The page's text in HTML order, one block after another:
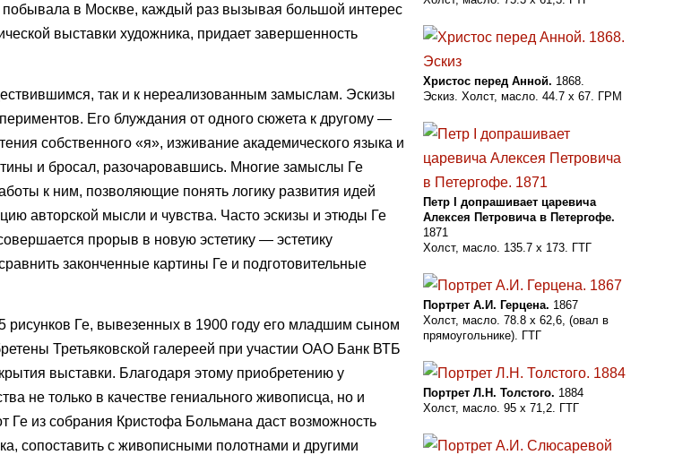
в Москве, каждый раз вызывая большой интерес
выставки художника, придает завершенность
так и к нереализованным замыслам. Эскизы
Его блуждания от одного сюжета к другому —
собственного «я», изживание академического языка и
и бросал, разочаровавшись. Многие замыслы Ге
к ним, позволяющие понять логику развития идей
авторской мысли и чувства. Часто эскизы и этюды Ге
прорыв в новую эстетику — эстетику
законченные картины Ге и подготовительные
рисунков Ге, вывезенных в 1900 году его младшим сыном
Третьяковской галереей при участии ОАО Банк ВТБ
выставки. Благодаря этому приобретению у
не только в качестве гениального живописца, но и
Ге из собрания Кристофа Больмана даст возможность
сопоставить с живописными полотнами и другими
Христос перед Анной. 1868.
Эскиз. Холст, масло. 44.7 х 67. ГРМ
Петр I допрашивает царевича
Алексея Петровича в Петергофе.
1871
Холст, масло. 135.7 х 173. ГТГ
Портрет А.И. Герцена. 1867
Холст, масло. 78.8 х 62,6, (овал в
прямоугольнике). ГТГ
Портрет Л.Н. Толстого. 1884
Холст, масло. 95 х 71,2. ГТГ